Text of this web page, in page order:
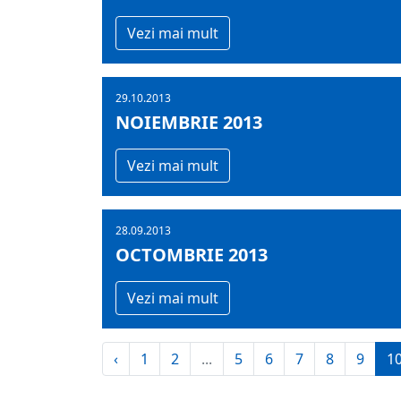
Vezi mai mult
29.10.2013
NOIEMBRIE 2013
Vezi mai mult
28.09.2013
OCTOMBRIE 2013
Vezi mai mult
‹ 1 2 ... 5 6 7 8 9